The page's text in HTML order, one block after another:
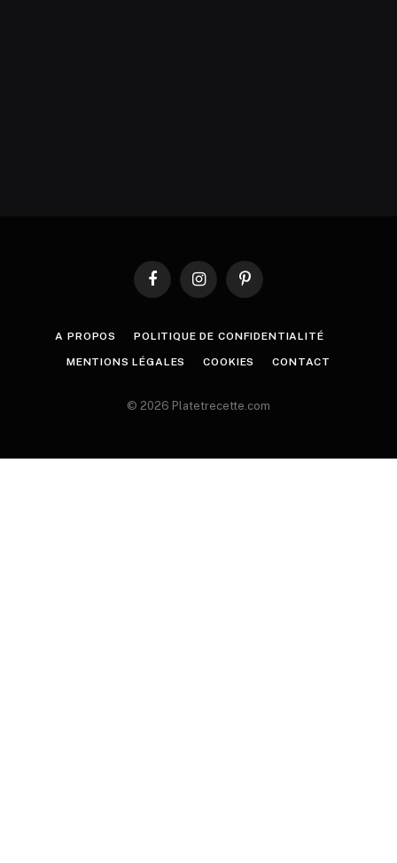
FacebookInstagramPinterest
A PROPOS POLITIQUE DE CONFIDENTIALITÉ
MENTIONS LÉGALES COOKIES CONTACT
© 2026 Platetrecette.com